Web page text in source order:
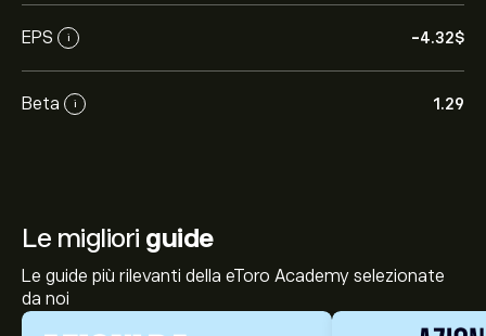
EPS i -4.32‎$‎
Beta i 1.29
Le migliori guide
Le guide più rilevanti della eToro Academy selezionate
da noi